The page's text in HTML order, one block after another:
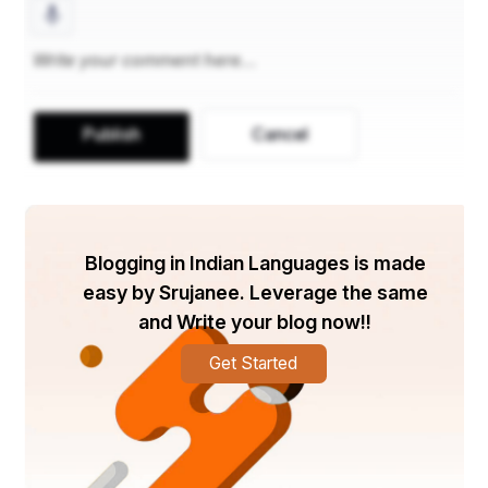
ସାହେବଙ୍କ ପରାମର୍ଶଦାତା ହୋଇଥିଲେ। ଯଦିଓ ରାଜକୋଟ
ପୋରବନ୍ଦରଠାରୁ କମ୍ ସମ୍ମାନଜନକ ରାଜ୍ୟ ଥିଲା, ବ୍ରିଟିଶ
ଯାହା ରାଜ୍ୟର ଦିୱାନକୁ ଏକ ସୁରକ୍ଷା ଦେଇଥିଲା । ୧୮୭୬
ମସିହାରେ କରମଚାନ୍ଦ ରାଜକୋଟର ଦିୱାନ ହୋଇଥିଲେ ଏବଂ
ତାଙ୍କ ଭାଇ ତୁଳସୀଦାସ ତାଙ୍କୁ ପୋରବନ୍ଦରର ଦିୱାନ
୯ ବର୍ଷ ବୟସରେ ଗାନ୍ଧୀ ତାଙ୍କ ଘର ନିକଟରେ ଥିବା
ରାଜକୋଟର ସ୍ଥାନୀୟ ବିଦ୍ୟାଳୟରେ ପ୍ରବେଶ କରିଥିଲେ।
ସେଠାରେ ସେ ଗଣିତ, ଇତିହାସ, ଗୁଜରାଟୀ ଭାଷା ଓ ଭୂଗୋଳର
ଅଧ୍ୟୟନ କରିଥିଲେ ।
Publish Cancel
Blogging in Indian Languages is made
easy by Srujanee. Leverage the same
and Write your blog now!!
Get Started